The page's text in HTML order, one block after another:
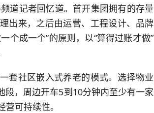
道记者回忆道。首开集团拥有的存量
出来，之后由运营、工程设计、品牌
个成一个”的原则，以“算得过账才做”
套社区嵌入式养老的模式。选择物业
，周边开车5到10分钟内至少有一家
可持续性。